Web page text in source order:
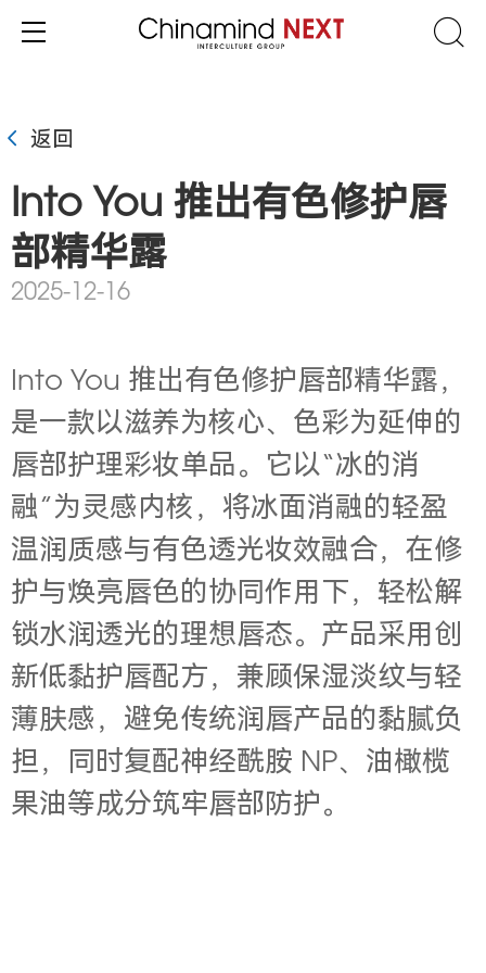
返回
Into You 推出有色修护唇
部精华露
2025-12-16
Into You 推出有色修护唇部精华露，
是一款以滋养为核心、色彩为延伸的
唇部护理彩妆单品。它以“冰的消
融”为灵感内核，将冰面消融的轻盈
温润质感与有色透光妆效融合，在修
护与焕亮唇色的协同作用下，轻松解
锁水润透光的理想唇态。产品采用创
新低黏护唇配方，兼顾保湿淡纹与轻
薄肤感，避免传统润唇产品的黏腻负
担，同时复配神经酰胺 NP、油橄榄
果油等成分筑牢唇部防护。